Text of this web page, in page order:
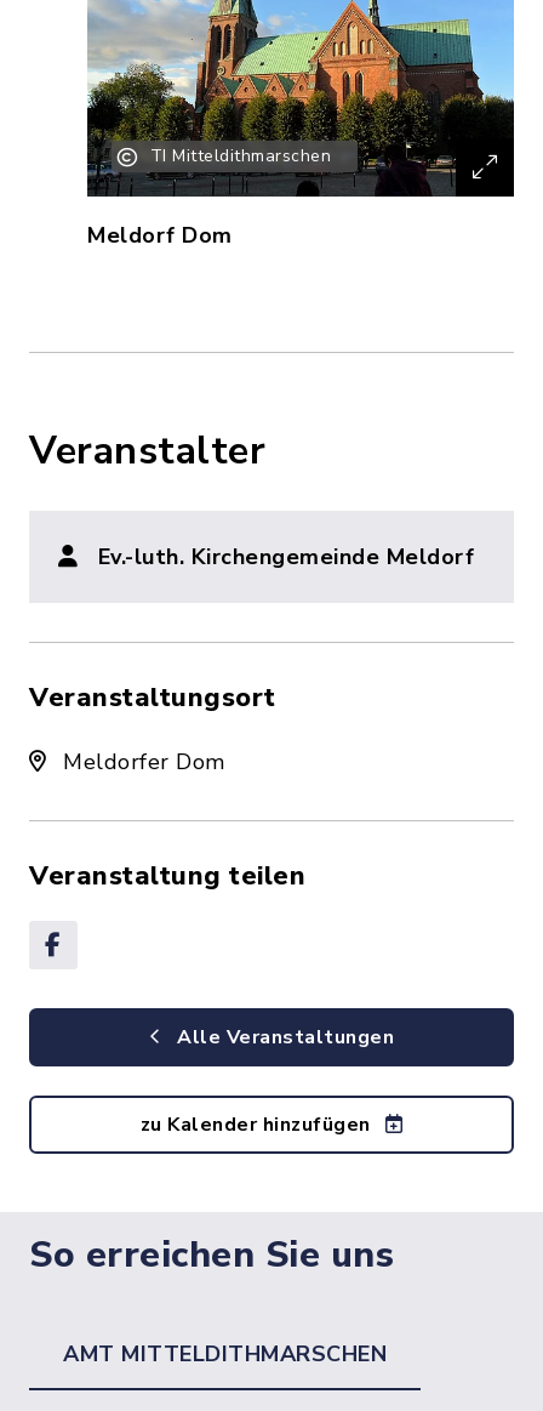
TI Mitteldithmarschen
Meldorf Dom
Veranstalter
Ev.-luth. Kirchengemeinde Meldorf
Veranstaltungsort
Meldorfer Dom
Veranstaltung teilen
Alle Veranstaltungen
zu Kalender hinzufügen
So erreichen Sie uns
AMT MITTELDITHMARSCHEN